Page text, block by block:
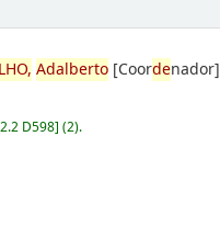
Adalberto [Coordenador]
D598](2).